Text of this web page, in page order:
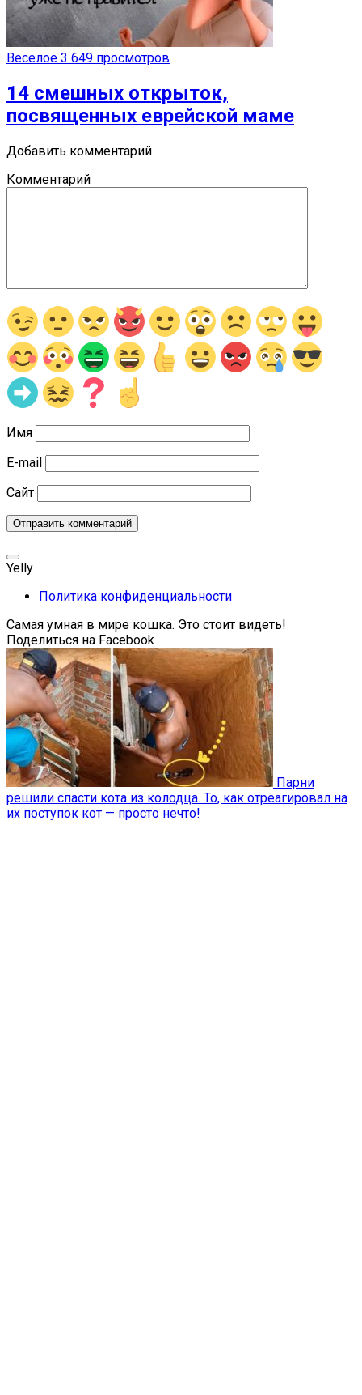
Веселое 3 649 просмотров
14 смешных открыток,
посвященных еврейской маме
Добавить комментарий
Комментарий
Имя
E-mail
Сайт
Yelly
Политика конфиденциальности
Самая умная в мире кошка. Это стоит видеть!
Поделиться на Facebook
Парни
решили спасти кота из колодца. То, как отреагировал на
их поступок кот — просто нечто!